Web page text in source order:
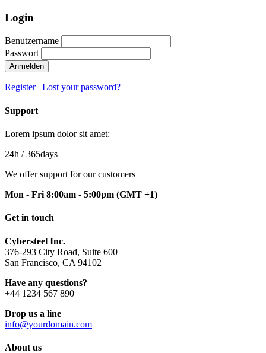
Login
Benutzername
Passwort
Anmelden
Register| Lost your password?
Support
Lorem ipsum dolor sit amet:
24h / 365days
We offer support for our customers
Mon - Fri 8:00am - 5:00pm (GMT +1)
Get in touch
Cybersteel Inc.
376-293 City Road, Suite 600
San Francisco, CA 94102
Have any questions?
+44 1234 567 890
Drop us a line
info@yourdomain.com
About us